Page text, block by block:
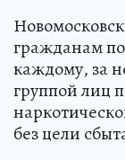
гражданам
каждому, за
группой лиц
без цели